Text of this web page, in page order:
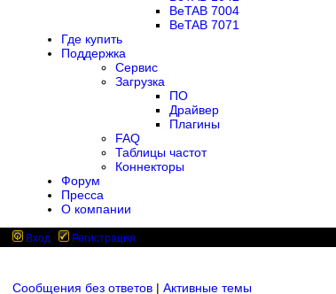
BeTAB 7004
BeTAB 7071
Где купить
Поддержка
Сервис
Загрузка
ПО
Драйвер
Плагины
FAQ
Таблицы частот
Коннекторы
Форум
Пресса
О компании
Вход Регистрация
Сообщения без ответов | Активные темы